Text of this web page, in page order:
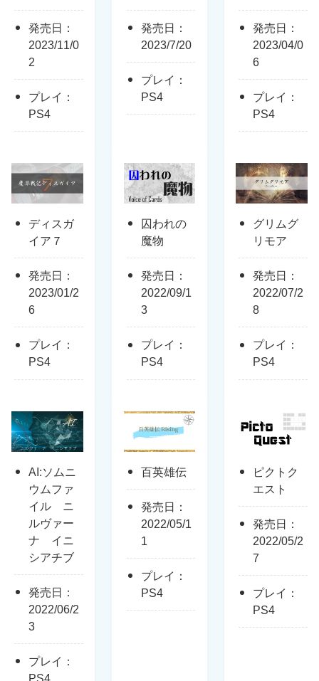
発売日：
2023/11/0
2
プレイ：
PS4
発売日：
2023/7/20
プレイ：
PS4
発売日：
2023/04/0
6
プレイ：
PS4
ディスガ
イア７
発売日：
2023/01/2
6
プレイ：
PS4
囚われの
魔物
発売日：
2022/09/1
3
プレイ：
PS4
グリムグ
リモア
発売日：
2022/07/2
8
プレイ：
PS4
AI:ソムニ
ウムファ
イル ニ
ルヴァー
ナ イニ
シアチブ
発売日：
2022/06/2
3
プレイ：
PS4
百英雄伝
発売日：
2022/05/1
1
プレイ：
PS4
ピクトク
エスト
発売日：
2022/05/2
7
プレイ：
PS4